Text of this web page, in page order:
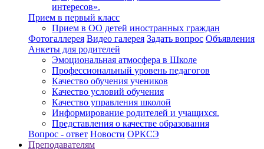
интересов».
Прием в первый класс
Прием в ОО детей иностранных граждан
Фотогаллерея Видео галерея Задать вопрос Объявления
Анкеты для родителей
Эмоциональная атмосфера в Школе
Профессиональный уровень педагогов
Качество обучения учеников
Качество условий обучения
Качество управления школой
Информирование родителей и учащихся.
Представления о качестве образования
Вопрос - ответ Новости ОРКСЭ
Преподавателям